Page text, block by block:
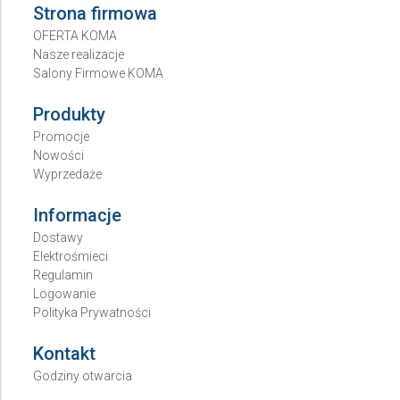
Strona firmowa
OFERTA KOMA
Nasze realizacje
Salony Firmowe KOMA
Produkty
Promocje
Nowości
Wyprzedaże
Informacje
Dostawy
Elektrośmieci
Regulamin
Logowanie
Polityka Prywatności
Kontakt
Godziny otwarcia